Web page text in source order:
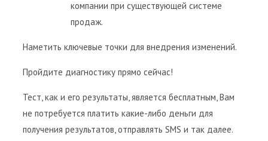
компании при существующей системе
продаж.
Наметить ключевые точки для внедрения изменений.
Пройдите диагностику прямо сейчас!
Тест, как и его результаты, является бесплатным, Вам
не потребуется платить какие-либо деньги для
получения результатов, отправлять SMS и так далее.